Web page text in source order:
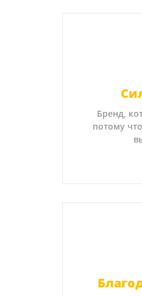
Бренд,
потому